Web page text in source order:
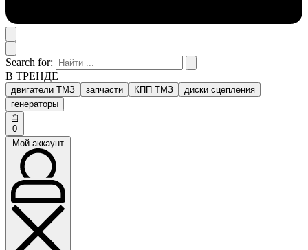
Search for:
В ТРЕНДЕ
двигатели ТМЗ запчасти КПП ТМЗ
диски сцепления
генераторы
0
Мой аккаунт